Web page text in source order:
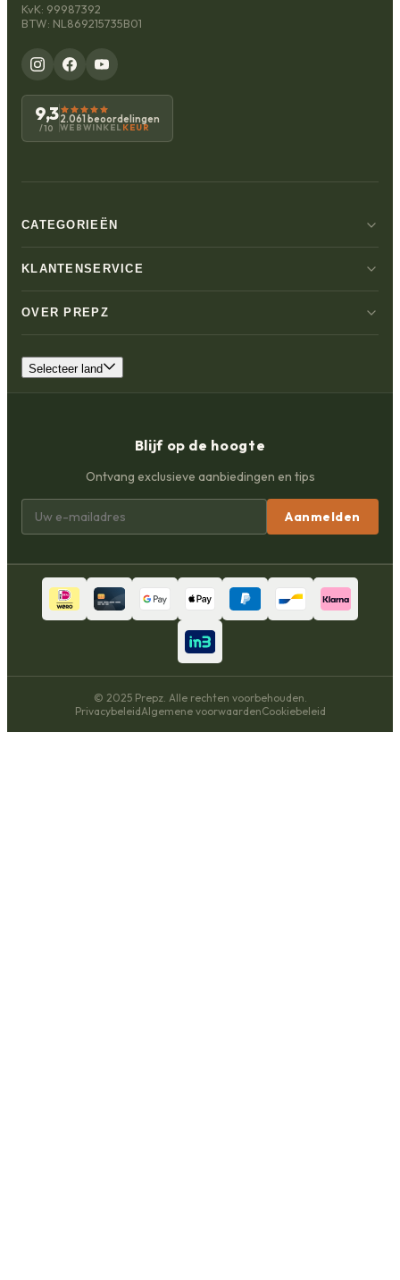
KvK: 99987392
BTW: NL869215735B01
9,3
/10
2.061 beoordelingen
WEBWINKEL KEUR
CATEGORIEËN
KLANTENSERVICE
OVER PREPZ
Selecteer land
Blijf op de hoogte
Ontvang exclusieve aanbiedingen en tips
Aanmelden
© 2025 Prepz. Alle rechten voorbehouden.
PrivacybeleidAlgemene voorwaardenCookiebeleid